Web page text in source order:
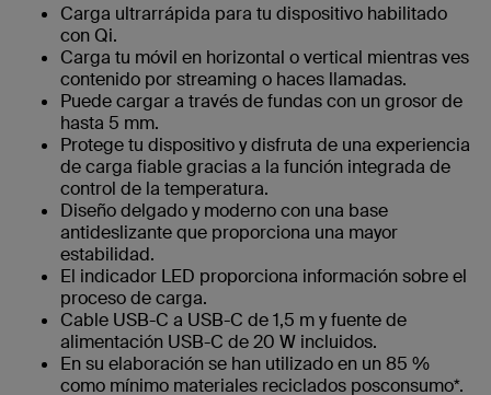
Carga ultrarrápida para tu dispositivo habilitado
con Qi.
Carga tu móvil en horizontal o vertical mientras ves
contenido por streaming o haces llamadas.
Puede cargar a través de fundas con un grosor de
hasta 5 mm.
Protege tu dispositivo y disfruta de una experiencia
de carga fiable gracias a la función integrada de
control de la temperatura.
Diseño delgado y moderno con una base
antideslizante que proporciona una mayor
estabilidad.
El indicador LED proporciona información sobre el
proceso de carga.
Cable USB-C a USB-C de 1,5 m y fuente de
alimentación USB-C de 20 W incluidos.
En su elaboración se han utilizado en un 85 %
como mínimo materiales reciclados posconsumo*.